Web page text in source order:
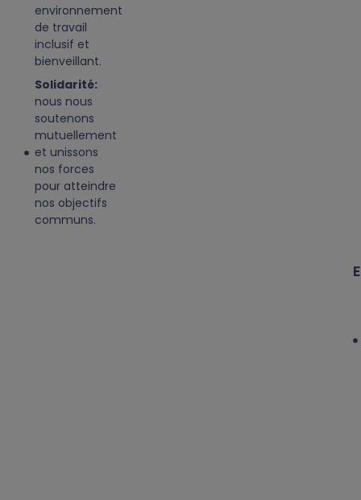
environnement
de travail
inclusif et
bienveillant.
Solidarité:
nous nous
soutenons
mutuellement
et unissons
nos forces
pour atteindre
nos objectifs
communs.